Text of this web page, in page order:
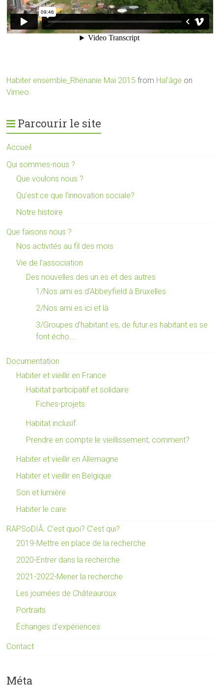
Habiter ensemble_Rhénanie Mai 2015 from Hal'âge on
Vimeo
Parcourir le site
Accueil
Qui sommes-nous ?
Que voulons nous ?
Qu’est ce que l’innovation sociale?
Notre histoire
Que faisons nous ?
Nos activités au fil des mois
Vie de l’association
Des nouvelles des un.es et des autres
1/Nos ami.es d’Abbeyfield à Bruxelles
2/Nos ami.es ici et là
3/Groupes d’habitant.es, de futur.es habitant.es se
font écho….
Documentation
Habiter et vieillir en France
Habitat participatif et solidaire
Fiches-projets
Habitat inclusif
Prendre en compte le vieillissement, comment?
Habiter et vieillir en Allemagne
Habiter et vieillir en Belgique
Son et lumière
Habiter le care
RAPSoDIÂ. C’est quoi? C’est qui?
2019-Mettre en place de la recherche
2020-Entrer dans la recherche
2021-2022-Mener la recherche
Les journées de Châteauroux
Portraits
Échanges d’expériences
Contact
Méta